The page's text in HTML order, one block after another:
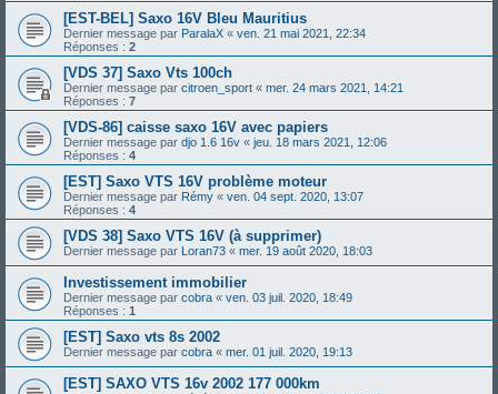
[EST-BEL] Saxo 16V Bleu Mauritius
Dernier message par ParalaX « ven. 21 mai 2021, 22:34
Réponses : 2
[VDS 37] Saxo Vts 100ch
Dernier message par citroen_sport « mer. 24 mars 2021, 14:21
Réponses : 7
[VDS-86] caisse saxo 16V avec papiers
Dernier message par djo 1.6 16v « jeu. 18 mars 2021, 12:06
Réponses : 4
[EST] Saxo VTS 16V problème moteur
Dernier message par Rémy « ven. 04 sept. 2020, 13:07
Réponses : 4
[VDS 38] Saxo VTS 16V (à supprimer)
Dernier message par Loran73 « mer. 19 août 2020, 18:03
Investissement immobilier
Dernier message par cobra « ven. 03 juil. 2020, 18:49
Réponses : 1
[EST] Saxo vts 8s 2002
Dernier message par cobra « mer. 01 juil. 2020, 19:13
[EST] SAXO VTS 16v 2002 177 000km